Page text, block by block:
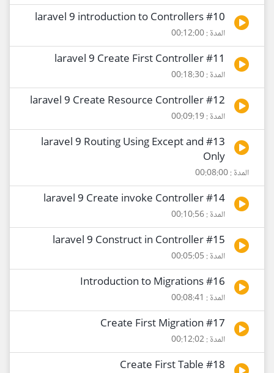
#10 laravel 9 introduction to Controllers
المدة : 00:12:00
#11 laravel 9 Create First Controller
المدة : 00:18:30
#12 laravel 9 Create Resource Controller
المدة : 00:09:19
#13 laravel 9 Routing Using Except and
Only
المدة : 00:08:00
#14 laravel 9 Create invoke Controller
المدة : 00:10:56
#15 laravel 9 Construct in Controller
المدة : 00:05:05
#16 Introduction to Migrations
المدة : 00:08:41
#17 Create First Migration
المدة : 00:12:02
#18 Create First Table